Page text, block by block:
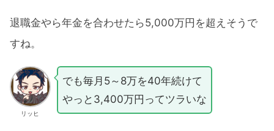
退職金やら年金を合わせたら5,000万円を超えそうで
すね。
リッヒ
でも毎月5～8万を40年続けて
やっと3,400万円ってツラいな